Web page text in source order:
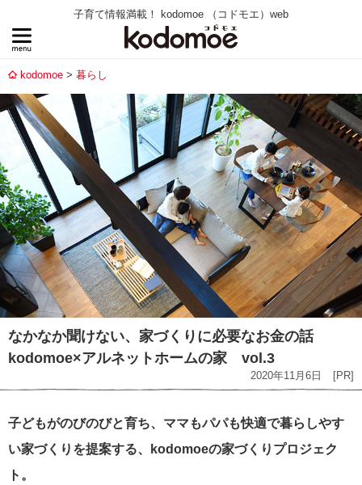
子育て情報満載！ kodomoe （コドモエ）web
kodomoe 暮らし
なかなか聞けない、家づくりに必要なお金の話
kodomoe×アルネットホームの家 vol.3
2020年11月6日 [PR]
子どもがのびのびと育ち、ママもパパも快適で暮らしやす
い家づくりを提案する、kodomoeの家づくりプロジェク
ト。